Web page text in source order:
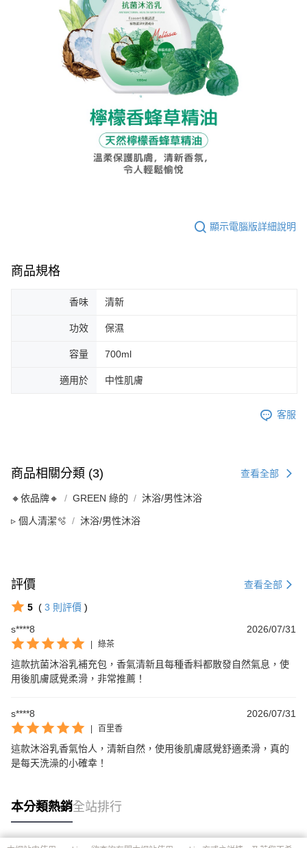
顯示電腦版詳細說明
商品規格
香味 清新
功效 保濕
容量 700ml
適用於 中性肌膚
客服
商品相關分類 (3) 查看全部
🔸依品牌🔸 GREEN 綠的 沐浴/男性沐浴
▹ 個人清潔🫧 沐浴/男性沐浴
評價 查看全部
5 ( 3 則評價 )
s****8
2026/07/31
| 綠茶
這款抗菌沐浴乳補充包，香氣清新且每種香料都散發自然氣息，使
用後肌膚感覺柔滑，非常推薦！
s****8 2026/07/31
| 百里香
這款沐浴乳香氣怡人，清新自然，使用後肌膚感覺舒適柔滑，真的
是每天洗澡的小確幸！
本分類熱銷全站排行